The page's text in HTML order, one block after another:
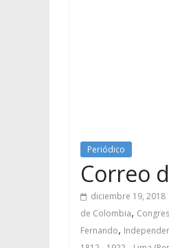
Periódico
Correo
diciembre 19, 2018
de Colombia,
Fernando,